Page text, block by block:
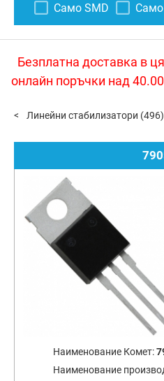
Само SMD
Безплатна доставка в
онлайн поръчки над
Линейни стабилизатори (496)
Наименование Комет:
Наименование